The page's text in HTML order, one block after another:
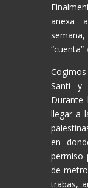
anexa
“cuenta”
Santi y
Durante
llegar a
en
permiso
de
trabas,